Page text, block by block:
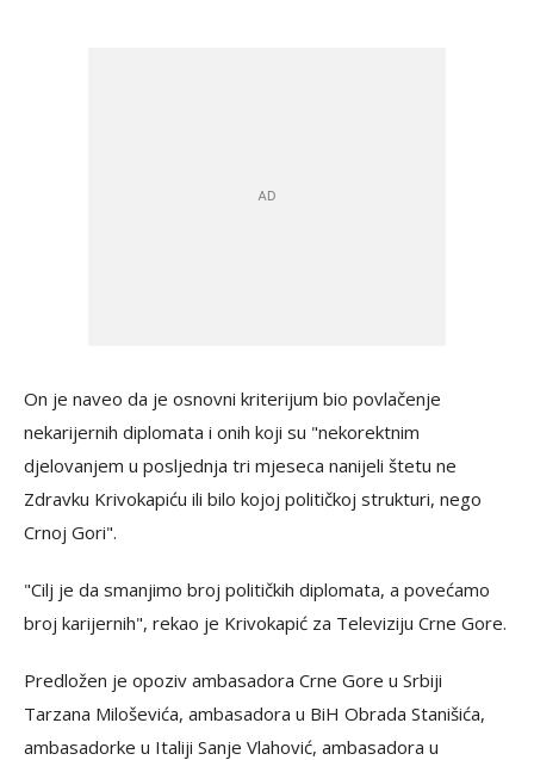
On je naveo da je osnovni kriterijum bio povlačenje
nekarijernih diplomata i onih koji su "nekorektnim
djelovanjem u posljednja tri mjeseca nanijeli štetu ne
Zdravku Krivokapiću ili bilo kojoj političkoj strukturi, nego
Crnoj Gori".
"Cilj je da smanjimo broj političkih diplomata, a povećamo
broj karijernih", rekao je Krivokapić za Televiziju Crne Gore.
Predložen je opoziv ambasadora Crne Gore u Srbiji
Tarzana Miloševića, ambasadora u BiH Obrada Stanišića,
ambasadorke u Italiji Sanje Vlahović, ambasadora u